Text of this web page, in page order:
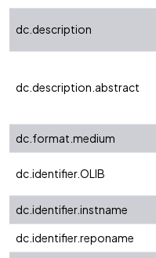
dc.description
dc.description.abstract
dc.format.medium
dc.identifier.OLIB
dc.identifier.instname
dc.identifier.reponame